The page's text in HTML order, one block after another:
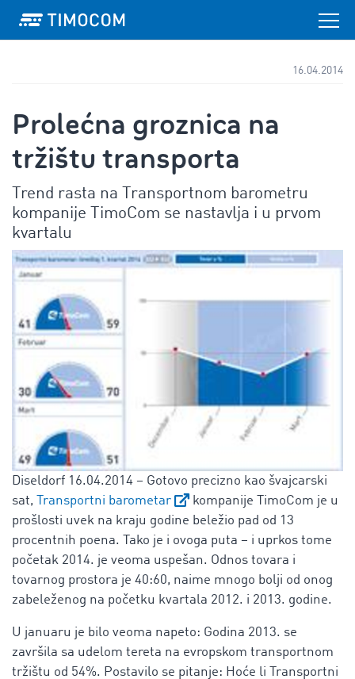
16.04.2014
Prolećna groznica na
tržištu transporta
Trend rasta na Transportnom barometru
kompanije TimoCom se nastavlja i u prvom
kvartalu
Diseldorf 16.04.2014 – Gotovo precizno kao švajcarski
sat,
Transportni barometar
kompanije TimoCom je u
prošlosti uvek na kraju godine beležio pad od 13
procentnih poena. Tako je i ovoga puta – i uprkos tome
početak 2014. je veoma uspešan. Odnos tovara i
tovarnog prostora je 40:60, naime mnogo bolji od onog
zabeleženog na početku kvartala 2012. i 2013. godine.
U januaru je bilo veoma napeto: Godina 2013. se
završila sa udelom tereta na evropskom transportnom
tržištu od 54%. Postavilo se pitanje: Hoće li Transportni